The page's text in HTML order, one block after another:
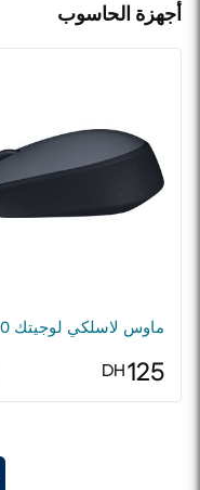
أجهزة الحاسوب
ماوس لاسلكي لوجيتك M170
125
DH